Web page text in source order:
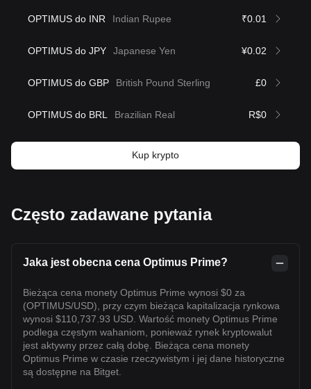
OPTIMUS do INR Indian Rupee ₹0.01
OPTIMUS do JPY Japanese Yen ¥0.02
OPTIMUS do GBP British Pound Sterling £0
OPTIMUS do BRL Brazilian Real R$0
Kup krypto
Często zadawane pytania
Jaka jest obecna cena Optimus Prime?
Bieżąca cena monety Optimus Prime wynosi $0 za
(OPTIMUS/USD), przy czym bieżąca kapitalizacja rynkowa
wynosi $110,737.93 USD. Wartość monety Optimus Prime
podlega częstym wahaniom, ponieważ rynek kryptowalut
jest aktywny przez całą dobę. Bieżąca cena monety
Optimus Prime w czasie rzeczywistym i jej dane historyczne
są dostępne na Bitget.